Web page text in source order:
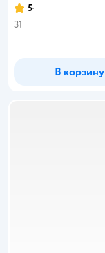
Рейтинг:
5
31
В корзину